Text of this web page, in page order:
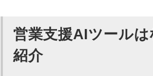
整理や分析なら人間よりも早
営業支援AIツール
紹介